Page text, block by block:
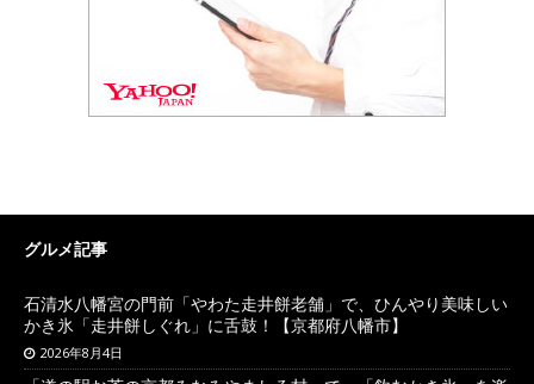
グルメ記事
石清水八幡宮の門前「やわた走井餅老舗」で、ひんやり美味しい
かき氷「走井餅しぐれ」に舌鼓！【京都府八幡市】
2026年8月4日